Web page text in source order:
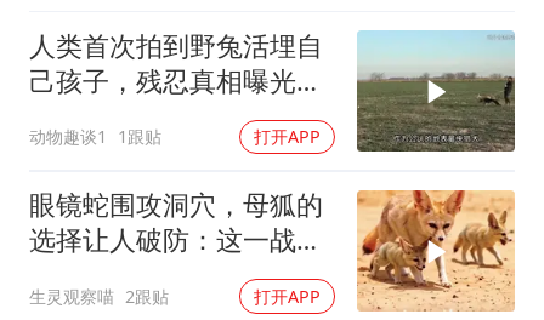
人类首次拍到野兔活埋自
己孩子，残忍真相曝光后
动物趣谈1 1跟贴 打开APP
眼镜蛇围攻洞穴，母狐的
选择让人破防：这一战，
生灵观察喵 2跟贴 打开APP